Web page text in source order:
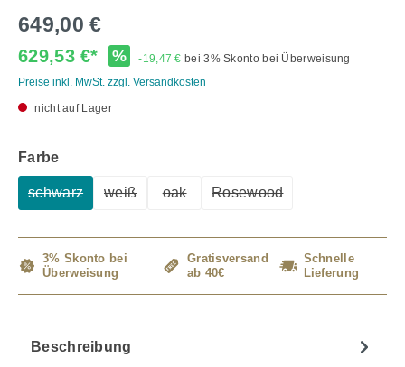
649,00 €
629,53 €* % -19,47 € bei 3% Skonto bei Überweisung
Preise inkl. MwSt. zzgl. Versandkosten
nicht auf Lager
Farbeauswählen
schwarz weiß oak Rosewood
3% Skonto bei
Überweisung
Gratisversand
ab 40€
Schnelle
Lieferung
Beschreibung